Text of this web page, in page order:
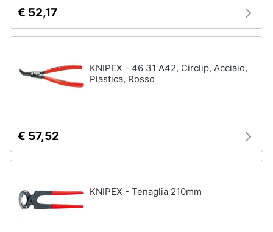
€ 52,17
KNIPEX - 46 31 A42, Circlip, Acciaio,
Plastica, Rosso
€ 57,52
KNIPEX - Tenaglia 210mm